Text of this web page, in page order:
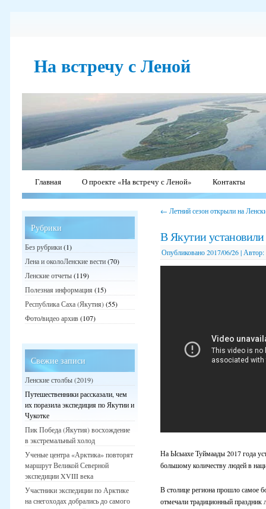
На встречу с Леной
Главная О проекте «На встречу с Леной» Контакты
← Летний сезон открыли на
В Якутии
Опубликовано2017/06/26| Автор:
На Ысыахе Туймаады 2017 года
большому количеству людей в
В столице региона прошло самое
отмечали традиционный праздник
Рубрики
Без рубрики(1)
Лена и околоЛенские вести(70)
Ленские отчеты(119)
Полезная информация (15)
Республика Саха (Якутия)(55)
Фото/видео архив(107)
Свежие записи
Ленские столбы (2019)
Путешественники рассказали, чем
их поразила экспедиция по Якутии и
Чукотке
Пик Победа (Якутия) восхождение
в экстремальный холод
Ученые центра «Арктика» повторят
маршрут Великой Северной
экспедиции XVIII века
Участники экспедиции по Арктике
на снегоходах добрались до самого